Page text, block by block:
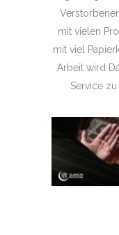
mit vielen
mit viel
Arbeit wird
Service